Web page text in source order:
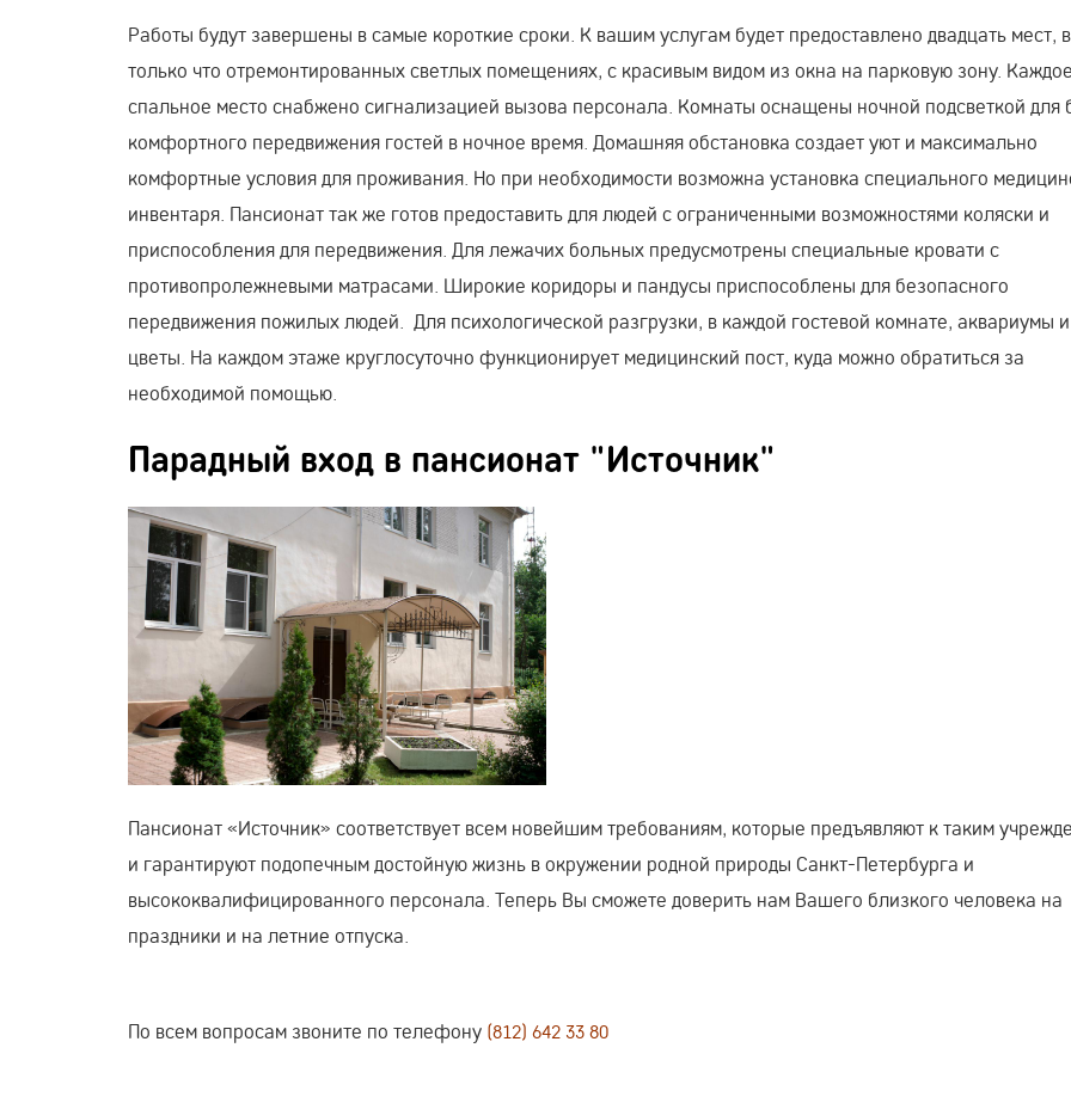
Работы будут завершены в самые короткие сроки. К вашим услугам будет предоставлено двадцать мест, в
только что отремонтированных светлых помещениях, с красивым видом из окна на парковую зону.
спальное место снабжено сигнализацией вызова персонала. Комнаты оснащены ночной подсветкой для
комфортного передвижения гостей в ночное время. Домашняя обстановка создает уют и максимально
комфортные условия для проживания. Но при необходимости возможна установка специального
инвентаря. Пансионат так же готов предоставить для людей с ограниченными возможностями коляски и
приспособления для передвижения. Для лежачих больных предусмотрены специальные кровати с
противопролежневыми матрасами. Широкие коридоры и пандусы приспособлены для безопасного
передвижения пожилых людей. Для психологической разгрузки, в каждой гостевой комнате, аквариумы
цветы. На каждом этаже круглосуточно функционирует медицинский пост, куда можно обратиться за
необходимой помощью.
Парадный вход в пансионат "Источник"
Пансионат «Источник» соответствует всем новейшим требованиям, которые предъявляют к таким
и гарантируют подопечным достойную жизнь в окружении родной природы Санкт-Петербурга и
высококвалифицированного персонала. Теперь Вы сможете доверить нам Вашего близкого человека на
праздники и на летние отпуска.
По всем вопросам звоните по телефону (812) 642 33 80